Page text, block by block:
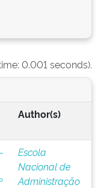
0.001 seconds).
Author(s)
Escola
Nacional de
Administração